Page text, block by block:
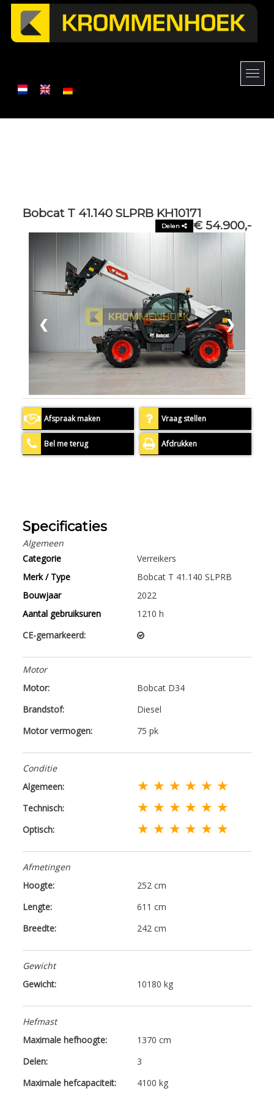
Bobcat T 41.140 SLPRB KH10171
€ 54.900,-
Delen
❮ ❯
Afspraak maken Vraag stellen
Bel me terug Afdrukken
Specificaties
Algemeen
Categorie
Verreikers
Merk / Type
Bobcat T 41.140 SLPRB
Bouwjaar
2022
Aantal gebruiksuren
1210 h
CE-gemarkeerd:
Motor
Motor:
Bobcat D34
Brandstof:
Diesel
Motor vermogen:
75 pk
Conditie
Algemeen:
★ ★ ★ ★ ★ ★
Technisch: ★ ★ ★ ★ ★ ★
Optisch: ★ ★ ★ ★ ★ ★
Afmetingen
Hoogte:
252 cm
Lengte:
611 cm
Breedte:
242 cm
Gewicht
Gewicht:
10180 kg
Hefmast
Maximale hefhoogte:
1370 cm
Delen:
3
Maximale hefcapaciteit:
4100 kg